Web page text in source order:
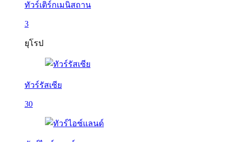
ทัวร์เติร์กเมนิสถาน
3
ยุโรป
ทัวร์รัสเซีย
30